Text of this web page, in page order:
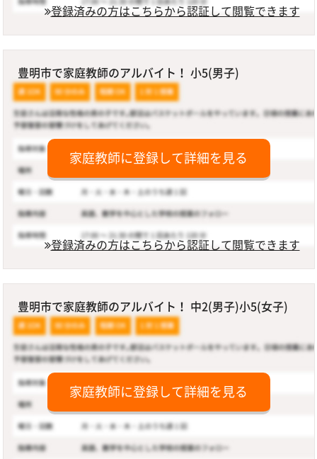
登録済みの方はこちらから認証して閲覧できます
豊明市で家庭教師のアルバイト！ 小5(男子)
家庭教師に登録して詳細を見る
登録済みの方はこちらから認証して閲覧できます
豊明市で家庭教師のアルバイト！ 中2(男子)小5(女子)
家庭教師に登録して詳細を見る